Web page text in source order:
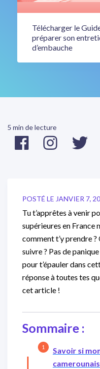
Télécharger le
préparer son
d’embauche
5 min de lecture
POSTÉ LE JANVIER 7,
Tu t’apprêtes à venir
supérieures en France
comment t’y prendre
suivre ? Pas de
pour t’épauler dans
réponse à toutes tes
cet article !
Sommaire :
Savoir si